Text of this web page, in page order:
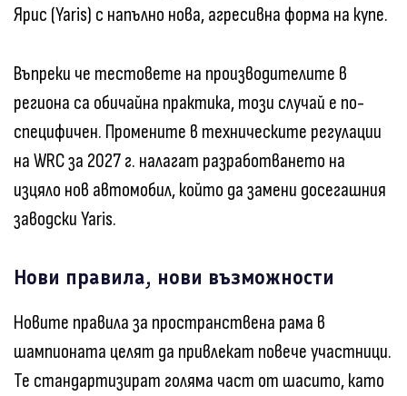
Ярис (Yaris) с напълно нова, агресивна форма на купе.
Въпреки че тестовете на производителите в
региона са обичайна практика, този случай е по-
специфичен. Промените в техническите регулации
на WRC за 2027 г. налагат разработването на
изцяло нов автомобил, който да замени досегашния
заводски Yaris.
Нови правила, нови възможности
Новите правила за пространствена рама в
шампионата целят да привлекат повече участници.
Те стандартизират голяма част от шасито, като